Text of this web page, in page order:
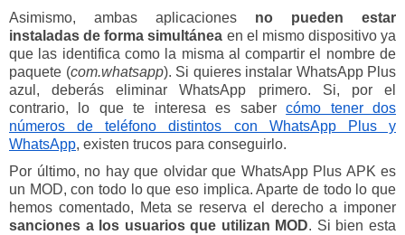
Asimismo, ambas aplicaciones no pueden estar
instaladas de forma simultánea en el mismo dispositivo ya
que las identifica como la misma al compartir el nombre de
paquete (com.whatsapp). Si quieres instalar WhatsApp Plus
azul, deberás eliminar WhatsApp primero. Si, por el
contrario, lo que te interesa es sabercómo tener dos
números de teléfono distintos con WhatsApp Plus y
WhatsApp, existen trucos para conseguirlo.
Por último, no hay que olvidar que WhatsApp Plus APK es
un MOD, con todo lo que eso implica. Aparte de todo lo que
hemos comentado, Meta se reserva el derecho a imponer
sanciones a los usuarios que utilizan MOD. Si bien esta